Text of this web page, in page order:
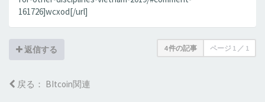
161726]wcxod[/url]
返信する 4 件の記事 ページ 1 ／ 1
戻る： BItcoin関連